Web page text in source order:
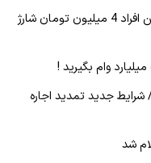
خبر مهم برای سرپرستان خانوار / حساب این افراد 4 میلیون تومان شارژ
وام بگیرید !
شرایط جدید تمدید اجاره
شد